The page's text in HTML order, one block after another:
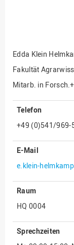
Fakultät
Kultur und
Fakultät
Finanzen
Forschung,
Drittmittel
Gebäude und
Engagement
Edda Klein
Fakultät
Mitarb. in
Telefon
+49 (0)541/969-
E-Mail
e.klein-
Raum
HQ 0004
Sprechzeiten